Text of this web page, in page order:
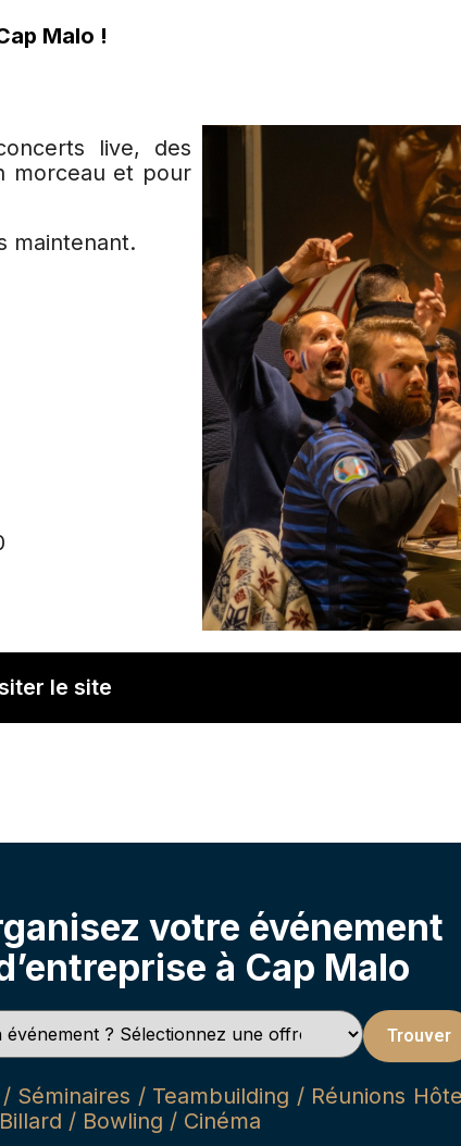
Malo !
live, des
morceau et pour
maintenant.
le site
votre événement
à Cap Malo
Trouver
Séminaires / Teambuilding / Réunions
/ Bowling / Cinéma